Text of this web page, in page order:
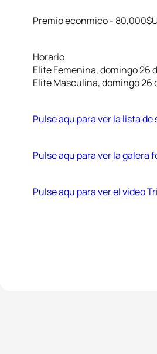
Premio econmico -
Horario
Elite Femenina, domingo 26
Elite Masculina, domingo 26
Pulse aqu para ver la lista
Pulse aqu para ver la galera
Pulse aqu para ver el video